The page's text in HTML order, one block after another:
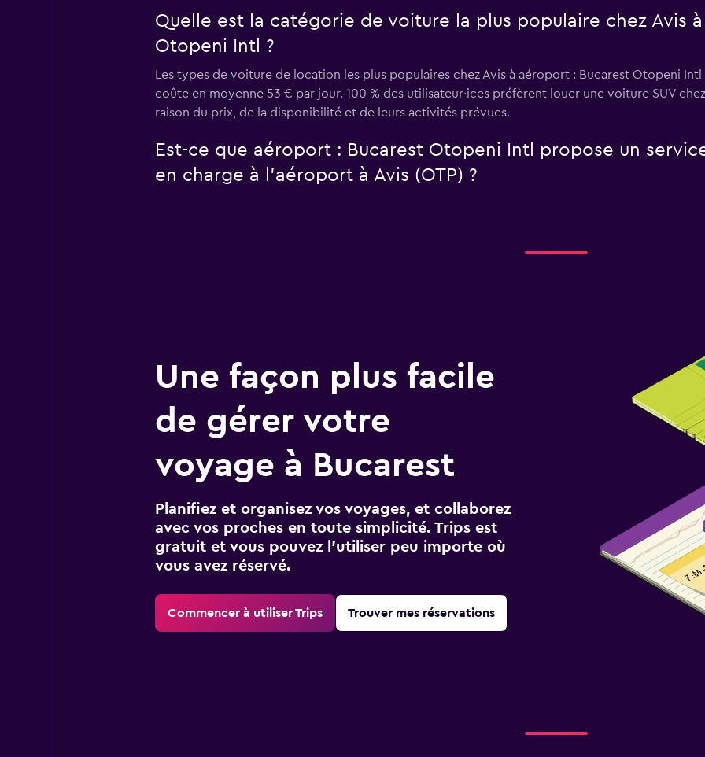
Quelle est la catégorie de voiture la plus populaire chez Avis
Otopeni Intl ?
Les types de voiture de location les plus populaires chez Avis à aéroport : Bucarest Otopeni
coûte en moyenne 53 € par jour. 100 % des utilisateur·ices préfèrent louer une voiture SUV
raison du prix, de la disponibilité et de leurs activités prévues.
Est-ce que aéroport : Bucarest Otopeni Intl propose un
en charge à l’aéroport à Avis (OTP) ?
Une façon plus facile
de gérer votre
voyage à Bucarest
Planifiez et organisez vos voyages, et collaborez
avec vos proches en toute simplicité. Trips est
gratuit et vous pouvez l’utiliser peu importe où
vous avez réservé.
Commencer à utiliser Trips Trouver mes réservations